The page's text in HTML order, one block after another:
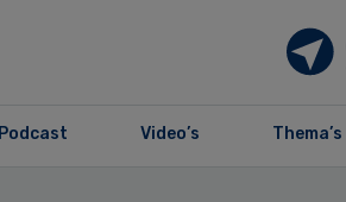
Podcast Video’s Thema’s